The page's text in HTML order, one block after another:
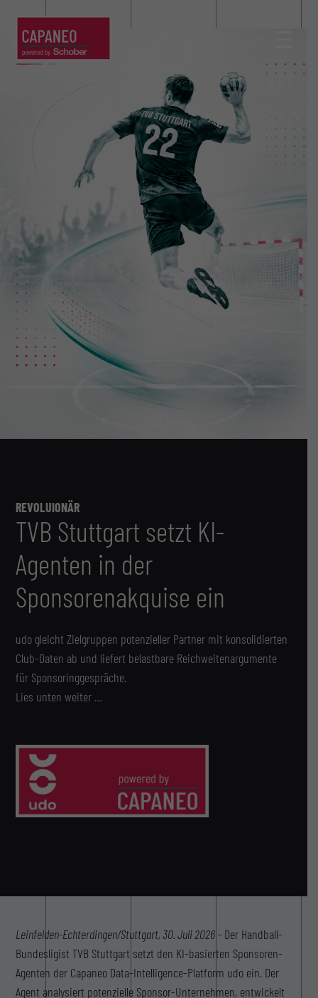
REVOLUIONÄR
TVB Stuttgart setzt KI-
Agenten in der
Sponsorenakquise ein
udo gleicht Zielgruppen potenzieller Partner mit konsolidierten
Club-Daten ab und liefert belastbare Reichweitenargumente
für Sponsoringgespräche.
Lies unten weiter …
Leinfelden-Echterdingen/Stuttgart, 30. Juli 2026 – Der Handball-
Bundesligist TVB Stuttgart setzt den KI-basierten Sponsoren-
Agenten der Capaneo Data-Intelligence-Platform udo ein. Der
Agent analysiert potenzielle Sponsor-Unternehmen, entwickelt